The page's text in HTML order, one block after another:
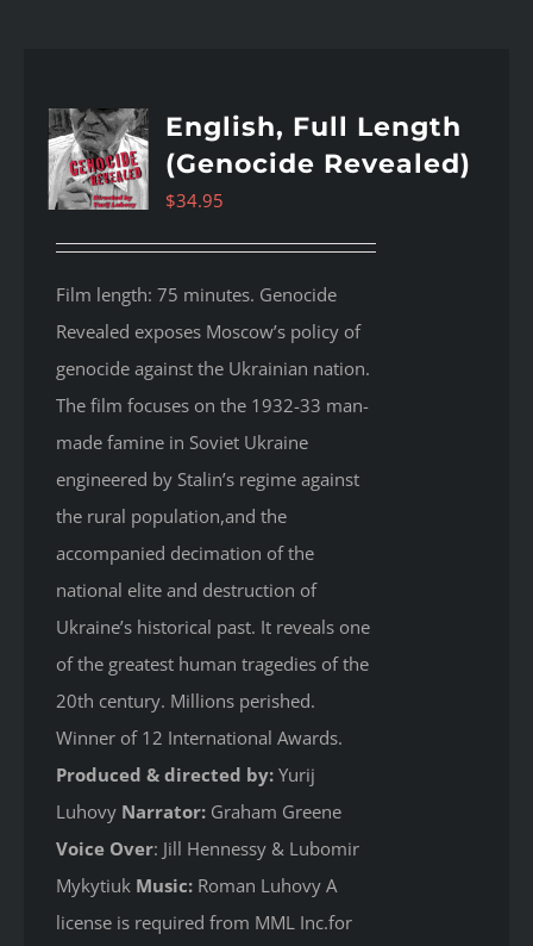
English, Full Length
(Genocide Revealed)
$34.95
Film length: 75 minutes. Genocide
Revealed exposes Moscow’s policy of
genocide against the Ukrainian nation.
The film focuses on the 1932-33 man-
made famine in Soviet Ukraine
engineered by Stalin’s regime against
the rural population,and the
accompanied decimation of the
national elite and destruction of
Ukraine’s historical past. It reveals one
of the greatest human tragedies of the
20th century. Millions perished.
Winner of 12 International Awards.
Produced & directed by: Yurij
Luhovy Narrator: Graham Greene
Voice Over: Jill Hennessy & Lubomir
Mykytiuk Music: Roman Luhovy A
license is required from MML Inc.for